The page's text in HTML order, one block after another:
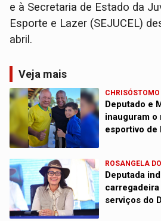
e à Secretaria de Estado da
Esporte e Lazer (SEJUCEL)
abril.
Veja mais
CHRISÓSTOMO
Deputado e
inauguram o
esportivo de
ROSANGELA
Deputada
serviços do